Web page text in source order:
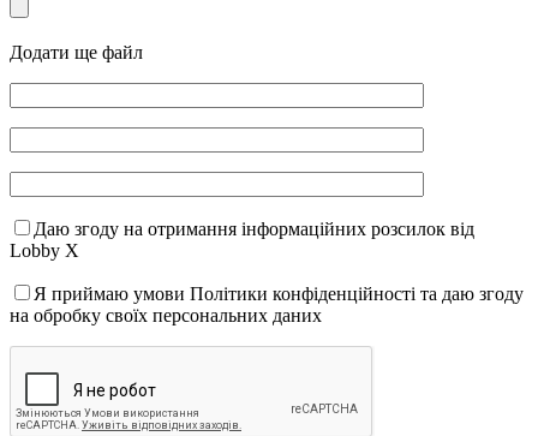
Додати ще файл
Даю згоду на отримання інформаційних розсилок від
Lobby X
Я приймаю умови Політики конфіденційності та даю згоду
на обробку своїх персональних даних